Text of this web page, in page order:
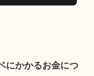
にかかるお金につ